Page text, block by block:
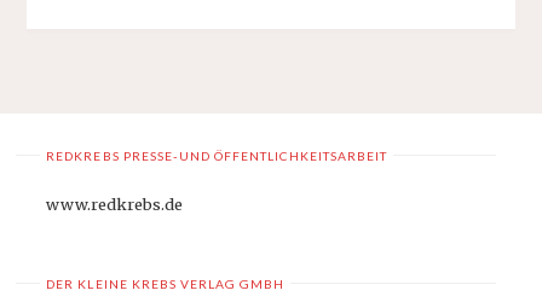
REDKREBS PRESSE-UND ÖFFENTLICHKEITSARBEIT
www.redkrebs.de
DER KLEINE KREBS VERLAG GMBH